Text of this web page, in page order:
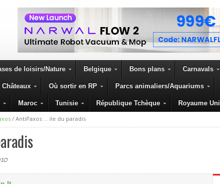
de loisirs/Nature Belgique Bons plans Carnavals
Châteaux Où sortir en RP Parcs animaliers/Aquariums
Maroc Tunisie République Tchèque Royaume Uni
/ AntiPaxos … ile du paradis